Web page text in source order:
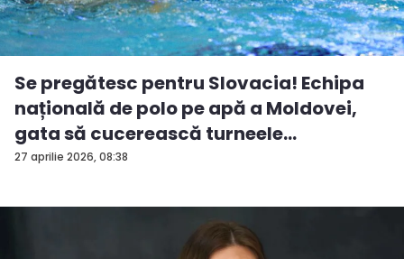
27 aprilie 2026, 08:38
Se pregătesc pentru Slovacia! Echipa
națională de polo pe apă a Moldovei,
gata să cucerească turneele
internațio...